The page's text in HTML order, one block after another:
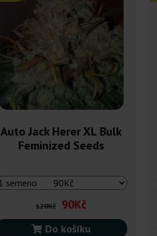
Auto Jack Herer XL Bulk
Feminized Seeds
120Kč 90Kč
Do košíku